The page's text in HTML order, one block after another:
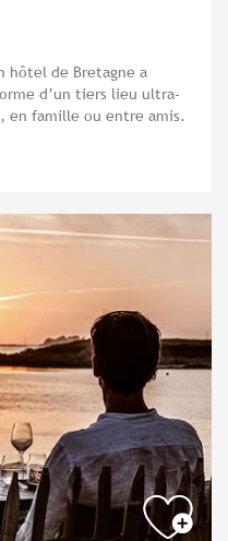
hôtel de Bretagne a
d’un tiers lieu ultra-
en famille ou entre amis.